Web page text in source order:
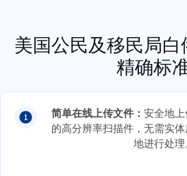
美国公民及移民局
精确标
简单在线上传文件：安全地
的高分辨率扫描件，无需实
地进行处理